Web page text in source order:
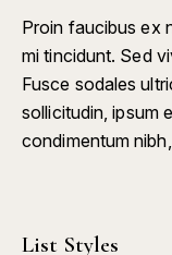
Proin faucibus ex
mi tincidunt. Sed
Fusce sodales
sollicitudin, ipsum
condimentum
List Styles